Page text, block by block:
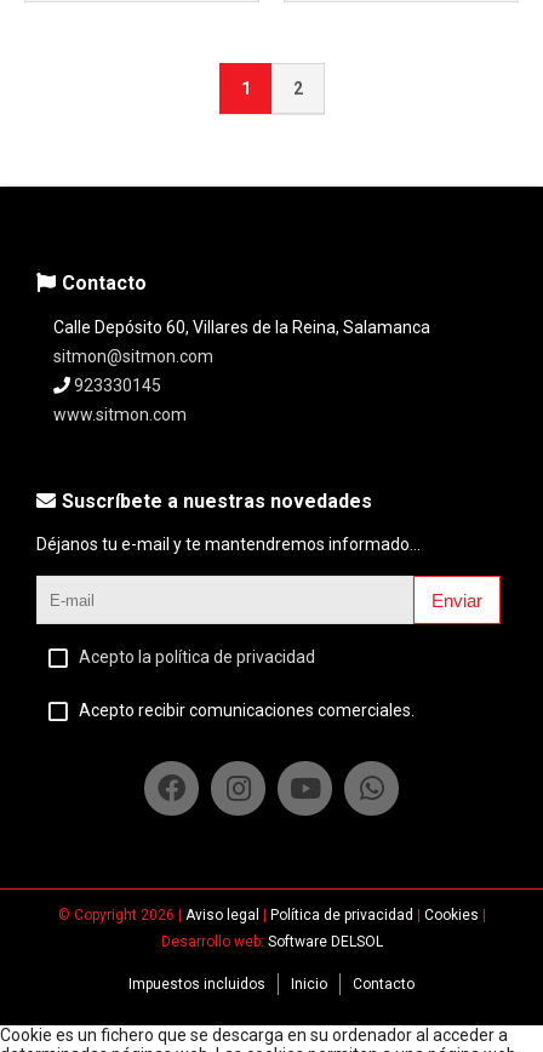
1 2
Contacto
Calle Depósito 60, Villares de la Reina, Salamanca
sitmon@sitmon.com
923330145
www.sitmon.com
Suscríbete a nuestras novedades
Déjanos tu e-mail y te mantendremos informado...
Enviar
Acepto la política de privacidad
Acepto recibir comunicaciones comerciales.
© Copyright 2026 | Aviso legal Política de privacidad Cookies
Desarrollo web: Software DELSOL
Impuestos incluidos Inicio Contacto
Cookie es un fichero que se descarga en su ordenador al acceder a